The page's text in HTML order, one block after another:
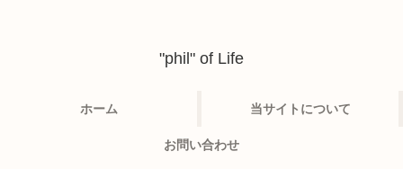
"phil" of Life
ホーム 当サイトについて
お問い合わせ